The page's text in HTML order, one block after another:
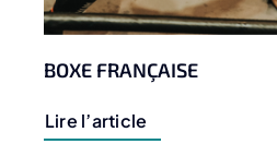
BOXE FRANÇAISE
Lire l’article